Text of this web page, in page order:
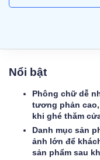
Nổi bật
​Phông chữ dễ
tương phản
khi ghé thăm
Danh mục sản
ảnh lớn để
sản phẩm sau